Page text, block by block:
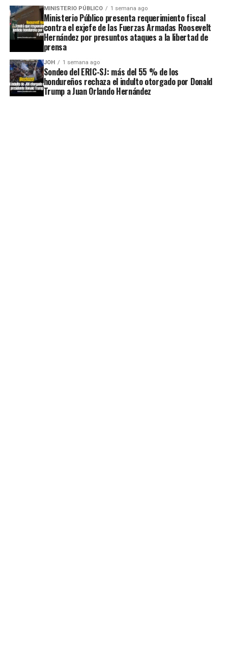
MINISTERIO PÚBLICO 1 semana ago
Ministerio Público presenta requerimiento fiscal
contra el exjefe de las Fuerzas Armadas Roosevelt
Hernández por presuntos ataques a la libertad de
prensa
JOH 1 semana ago
Sondeo del ERIC-SJ: más del 55 % de los
hondureños rechaza el indulto otorgado por Donald
Trump a Juan Orlando Hernández